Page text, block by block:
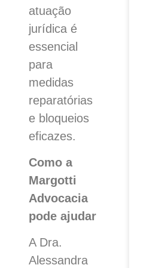
atuação
jurídica é
essencial
para
medidas
reparatórias
e bloqueios
eficazes.
Como a
Margotti
Advocacia
pode ajudar
A Dra.
Alessandra